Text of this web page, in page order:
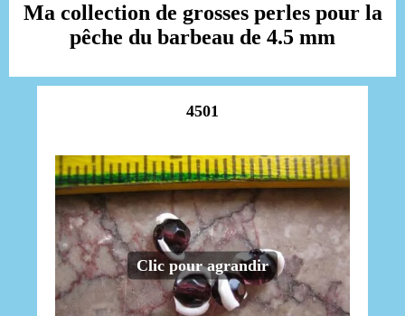
Ma collection de grosses perles pour la
pêche du barbeau de 4.5 mm
4501
Clic pour agrandir